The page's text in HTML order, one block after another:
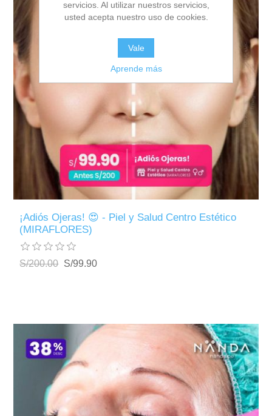
¡Adiós Ojeras! 😍 - Piel y Salud Centro Estético
(MIRAFLORES)
S/200.00 S/99.90
servicios. Al utilizar nuestros servicios,
usted acepta nuestro uso de cookies.
Vale
Aprende más